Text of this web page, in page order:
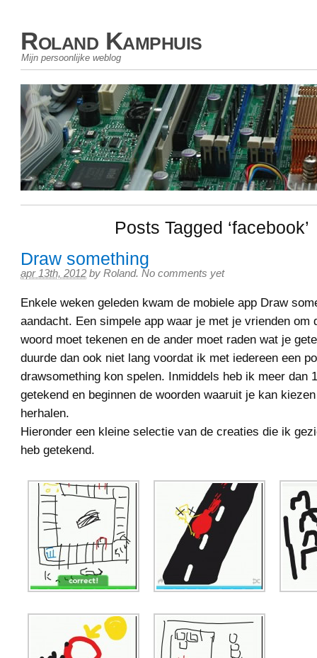
Roland Kamphuis
Mijn persoonlijke weblog
Posts Tagged ‘facebook’
Draw something
apr 13th, 2012 by Roland. No comments yet
Enkele weken geleden kwam de mobiele app Draw
aandacht. Een simpele app waar je met je vrienden om
woord moet tekenen en de ander moet raden wat je
duurde dan ook niet lang voordat ik met iedereen een
drawsomething kon spelen. Inmiddels heb ik meer dan
getekend en beginnen de woorden waaruit je kan
herhalen.
Hieronder een kleine selectie van de creaties die ik
heb getekend.